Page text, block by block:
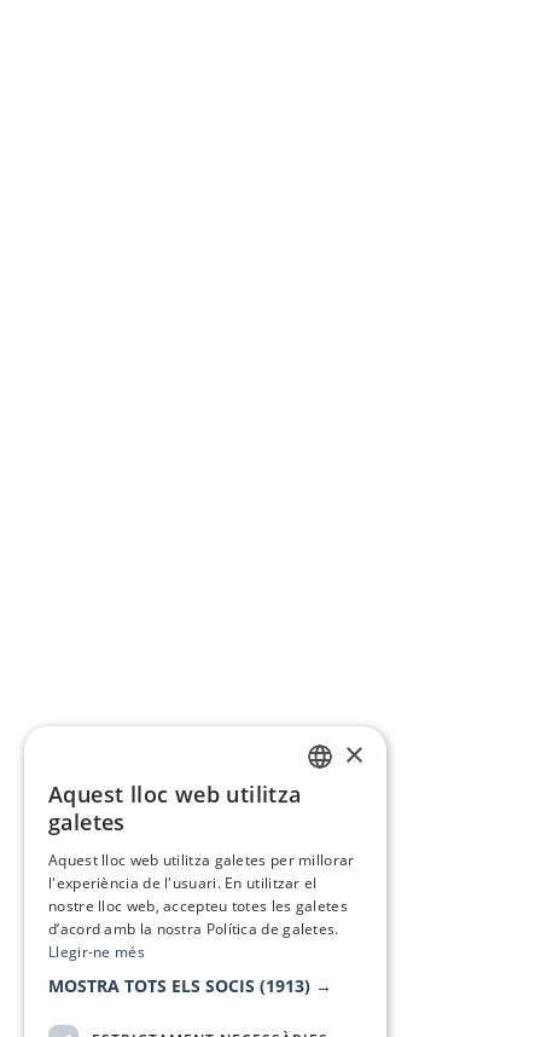
×
Aquest lloc web utilitza
galetes
Aquest lloc web utilitza galetes per millorar
l'experiència de l'usuari. En utilitzar el
nostre lloc web, accepteu totes les galetes
d’acord amb la nostra Política de galetes.
Llegir-ne més
MOSTRA TOTS ELS SOCIS (1913) →